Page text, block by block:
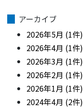
アーカイブ
2026年5月 (1件)
2026年4月 (1件)
2026年3月 (1件)
2026年2月 (1件)
2026年1月 (1件)
2024年4月 (2件)